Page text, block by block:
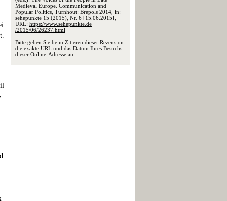
Medieval Europe. Communication and
Popular Politics, Turnhout: Brepols 2014, in:
sehepunkte 15 (2015), Nr. 6 [15.06.2015],
URL: https://www.sehepunkte.de
/2015/06/26237.html
Bitte geben Sie beim Zitieren dieser Rezension
die exakte URL und das Datum Ihres Besuchs
dieser Online-Adresse an.